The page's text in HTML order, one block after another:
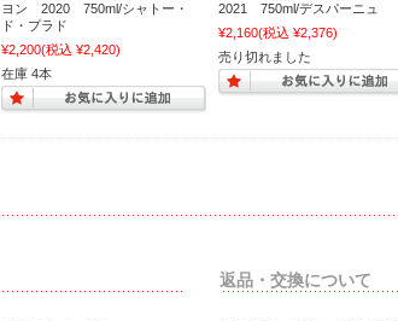
ヨン 2020 750ml/シャトー・
ド・プラド
¥2,200(税込 ¥2,420)
在庫 4本
2021 750ml/デスパーニュ
¥2,160(税込 ¥2,376)
売り切れました
返品・交換について